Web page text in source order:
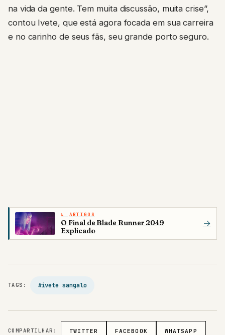
na vida da gente. Tem muita discussão, muita crise”,
contou Ivete, que está agora focada em sua carreira
e no carinho de seus fãs, seu grande porto seguro.
ARTIGOS
O Final de Blade Runner 2049
Explicado
→
TAGS: #ivete sangalo
COMPARTILHAR: TWITTER FACEBOOK WHATSAPP